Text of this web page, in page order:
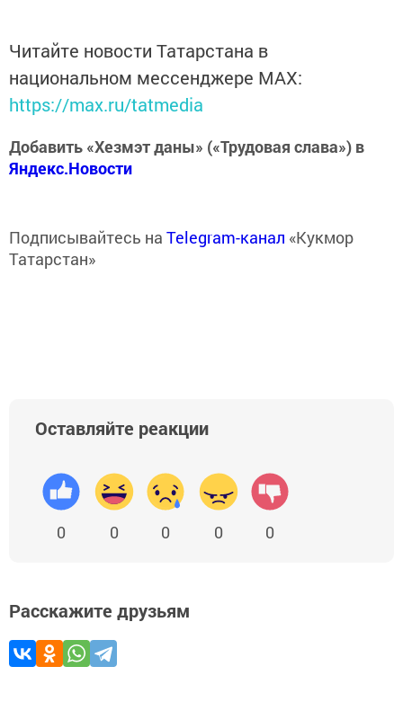
Читайте новости Татарстана в
национальном мессенджере MАХ:
https://max.ru/tatmedia
Добавить «Хезмэт даны» («Трудовая слава») в
Яндекс.Новости
Подписывайтесь на Telegram-канал «Кукмор
Татарстан»
Оставляйте реакции
0 0 0 0 0
Расскажите друзьям